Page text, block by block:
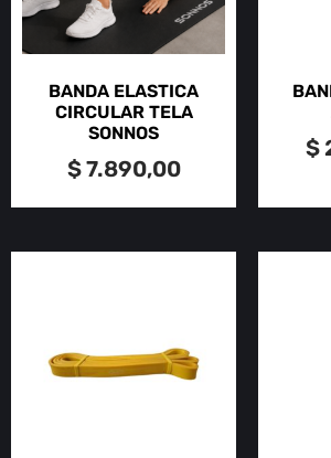
BANDA ELASTICA
CIRCULAR TELA
SONNOS
$7.890,00
$